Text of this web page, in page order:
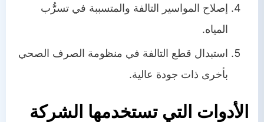
إصلاح المواسير التالفة والمتسببة في تسرُّب
المياه.
استبدال قطع التالفة في منظومة الصرف الصحي
بأخرى ذات جودة عالية.
الأدوات التي تستخدمها الشركة